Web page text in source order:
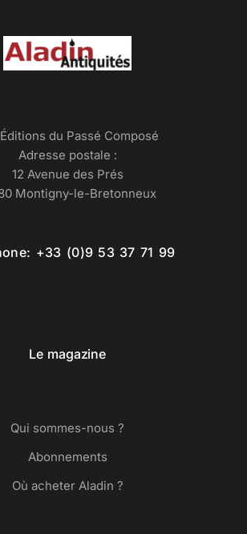
du Passé Composé
Adresse postale :
12 Avenue des Prés
Montigny-le-Bretonneux
+33 (0)9 53 37 71 99
Le magazine
Qui sommes-nous ?
Abonnements
Où acheter Aladin ?